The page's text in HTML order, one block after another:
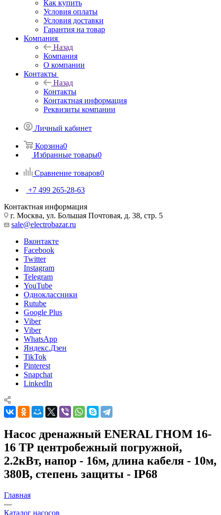
Как купить
Условия оплаты
Условия доставки
Гарантия на товар
Компания
Назад
Компания
О компании
Контакты
Назад
Контакты
Контактная информация
Реквизиты компании
Личный кабинет
Корзина0
Избранные товары0
Сравнение товаров0
+7 499 265-28-63
Контактная информация
г. Москва, ул. Большая Почтовая, д. 38, стр. 5
sale@electrobazar.ru
Вконтакте
Facebook
Twitter
Instagram
Telegram
YouTube
Одноклассники
Rutube
Google Plus
Viber
Viber
WhatsApp
Яндекс.Дзен
TikTok
Pinterest
Snapchat
LinkedIn
Насос дренажный ENERAL ГНОМ 16-
16 ТР центробежный погружной,
2.2кВт, напор - 16м, длина кабеля - 10м,
380В, степень защиты - IP68
Главная
—
Каталог насосов